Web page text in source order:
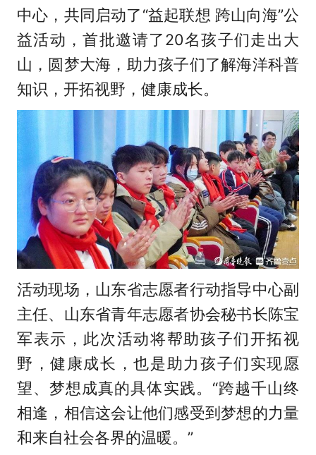
中心，共同启动了“益起联想 跨山向海”公
益活动，首批邀请了20名孩子们走出大
山，圆梦大海，助力孩子们了解海洋科普
知识，开拓视野，健康成长。
活动现场，山东省志愿者行动指导中心副
主任、山东省青年志愿者协会秘书长陈宝
军表示，此次活动将帮助孩子们开拓视
野，健康成长，也是助力孩子们实现愿
望、梦想成真的具体实践。“跨越千山终
相逢，相信这会让他们感受到梦想的力量
和来自社会各界的温暖。”